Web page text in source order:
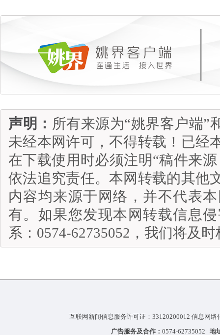
声明： 所有来源为“姚界客户端”
未经本网许可，不得转载！已经
在下载使用时必须注明“稿件来
依法追究责任。本网转载的其他
内容均来源于网络，并不代表
有。如果您发现本网转载信息
系：0574-62735052，我们将及
互联网新闻信息服务许可证：33120200012 信息网
广告服务及合作： 0574-62735052 地